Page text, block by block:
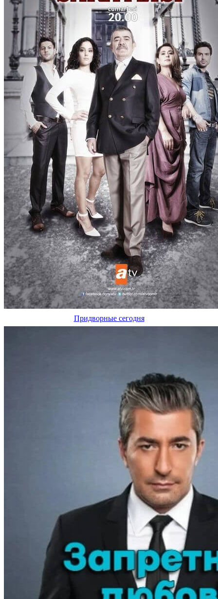
Придворные сегодня